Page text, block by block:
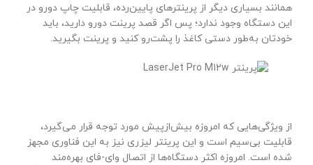
همانند بسیاری دیگر از پرینترهای پایین‌رده، قابلیت چاپ دورو در
این دستگاه وجود ندارد؛ پس اگر قصد پرینت دورو دارید، باید
خودتان به‌طور دستی کاغذ را پشت‌رو کنید و پرینت بگیرید.
از ویژگی‌هایی که امروزه بیش‌ازپیش مورد توجه قرار می‌گیرد،
قابلیت بی‌سیم است و این پرینتر لیزری نیز به این فناوری مجهز
شده است. امروزه اکثر دستگاه‌ها از اتصال وای-فای بهره‌مند